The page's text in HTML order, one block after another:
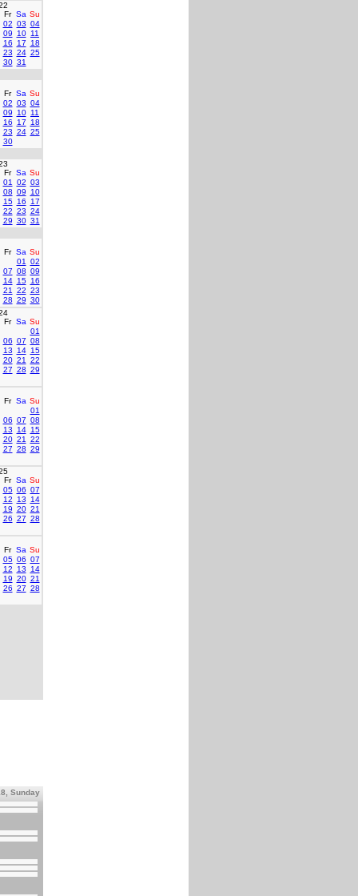
Fr Sa Su
02 03 04
09 10 11
16 17
18
23 24 25
30 31
Fr Sa Su
02 03 04
09 10 11
16 17
18
23 24 25
30
Fr Sa Su
01
02 03
08 09
10
15 16
17
22 23 24
29 30 31
Fr Sa Su
01
02
07 08 09
14 15 16
21 22 23
28 29 30
Fr Sa Su
01
06 07 08
13 14 15
20 21
22
27 28 29
Fr Sa Su
01
06 07 08
13 14 15
20 21
22
27 28 29
Fr Sa Su
05 06 07
12 13
14
19 20 21
26 27 28
Fr Sa Su
05 06 07
12 13
14
19 20 21
26 27 28
Sunday